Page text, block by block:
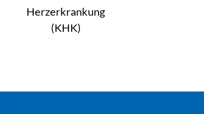
Herzerkrankung
(KHK)